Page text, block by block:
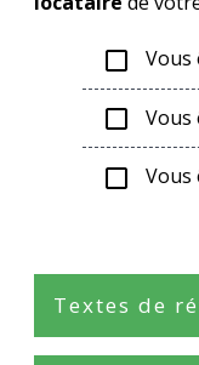
check_box_outline_blank Vous
check_box_outline_blank Vous
check_box_outline_blank Vous
Textes de